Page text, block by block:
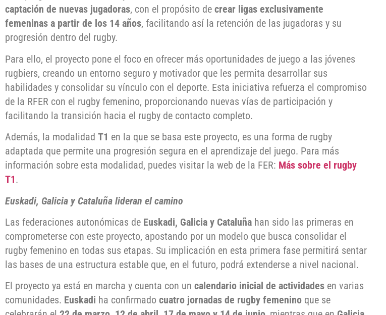
captación de nuevas jugadoras, con el propósito de crear ligas exclusivamente
femeninas a partir de los 14 años, facilitando así la retención de las jugadoras y su
progresión dentro del rugby.
Para ello, el proyecto pone el foco en ofrecer más oportunidades de juego a las jóvenes
rugbiers, creando un entorno seguro y motivador que les permita desarrollar sus
habilidades y consolidar su vínculo con el deporte. Esta iniciativa refuerza el compromiso
de la RFER con el rugby femenino, proporcionando nuevas vías de participación y
facilitando la transición hacia el rugby de contacto completo.
Además, la modalidad T1 en la que se basa este proyecto, es una forma de rugby
adaptada que permite una progresión segura en el aprendizaje del juego. Para más
información sobre esta modalidad, puedes visitar la web de la FER: Más sobre el rugby
T1.
Euskadi, Galicia y Cataluña lideran el camino
Las federaciones autonómicas de Euskadi, Galicia y Cataluña han sido las primeras en
comprometerse con este proyecto, apostando por un modelo que busca consolidar el
rugby femenino en todas sus etapas. Su implicación en esta primera fase permitirá sentar
las bases de una estructura estable que, en el futuro, podrá extenderse a nivel nacional.
El proyecto ya está en marcha y cuenta con un calendario inicial de actividades en varias
comunidades. Euskadi ha confirmado cuatro jornadas de rugby femenino que se